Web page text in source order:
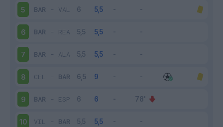
5 BAR - VAL
6 BAR - REA
7 BAR - ALA
8 CEL - BAR
9 BAR - ESP
10 VIL - BAR